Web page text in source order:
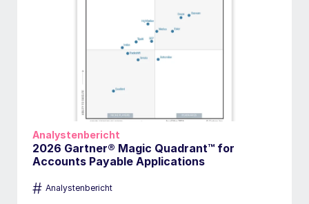
Analystenbericht
2026 Gartner® Magic Quadrant™ for
Accounts Payable Applications
# Analystenbericht